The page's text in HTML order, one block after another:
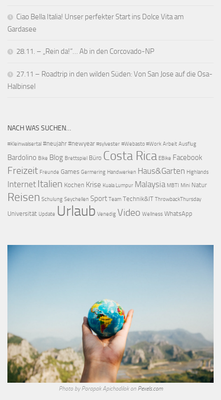
Ciao Bella Italia! Unser perfekter Start ins Dolce Vita am
Gardasee
28.11. – „Rein da!“… Ab in den Corcovado-NP
27.11 – Roadtrip in den wilden Süden: Von San Jose auf die Osa-
Halbinsel
NACH WAS SUCHEN…
#Kleinwalsertal #neujahr #newyear #sylvester #Webasto #Work Arbeit Ausflug
Bardolino Bike Blog Brettspiel Büro Costa Rica EBike Facebook
Freizeit Freunde Games Germering Handwerken Haus&Garten Highlands
Internet Italien Kochen Krise Kuala Lumpur Malaysia MBTI Mini Natur
Reisen Schulung Seychellen Sport Team Technik&IT ThrowbackThursday
Universität Update Urlaub Venedig Video Wellness WhatsApp
Photo by Porapak Apichodilok on Pexels.com